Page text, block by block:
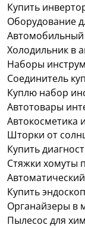
Купить
Оборудование
Холодильник в
Наборы
Соединитель
Куплю набор
Автотовары
Автокосметика
Шторки от
Стяжки хомуты
Купить
Органайзеры в
Пылесос для